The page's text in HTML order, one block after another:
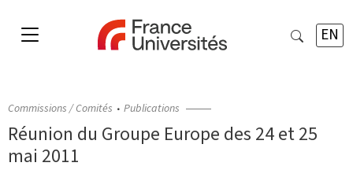
EN
Commissions / Comités Publications
Réunion du Groupe Europe des 24 et 25
mai 2011